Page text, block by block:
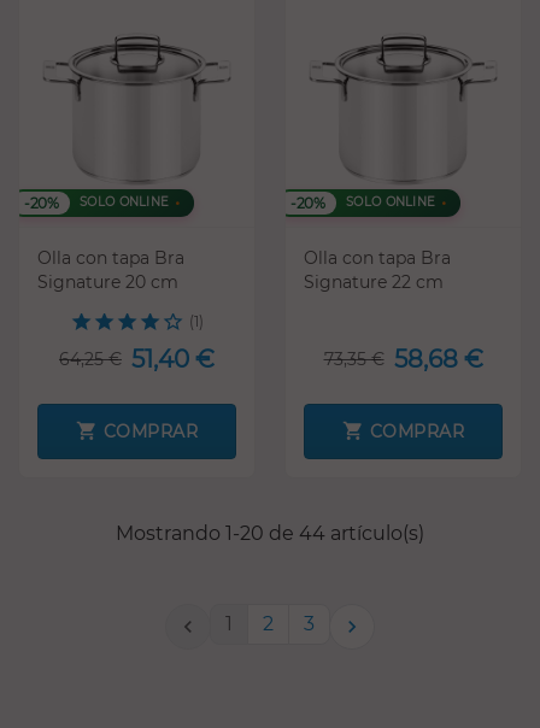
-20% SOLO ONLINE
Olla con tapa Bra
Signature 20 cm
(1)
64,25 € 51,40 €
COMPRAR
-20% SOLO ONLINE
Olla con tapa Bra
Signature 22 cm
73,35 € 58,68 €
COMPRAR
Mostrando 1-20 de 44 artículo(s)
 1 2 3 